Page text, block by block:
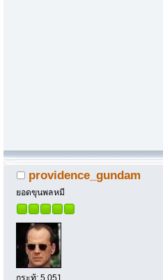
providence_gundam
ยอดขุนพลหมี